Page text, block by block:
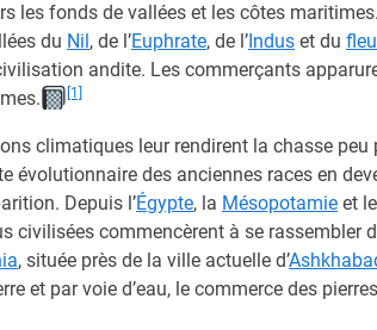
les fonds de vallées et les côtes
du Nil, de l’Euphrate, de l’Indus et du
andite. Les commerçants
[1]
climatiques leur rendirent la chasse
évolutionnaire des anciennes races en
Depuis l’Égypte, la Mésopotamie et le
civilisées commencèrent à se rassembler
, située près de la ville actuelle d’
et par voie d’eau, le commerce des